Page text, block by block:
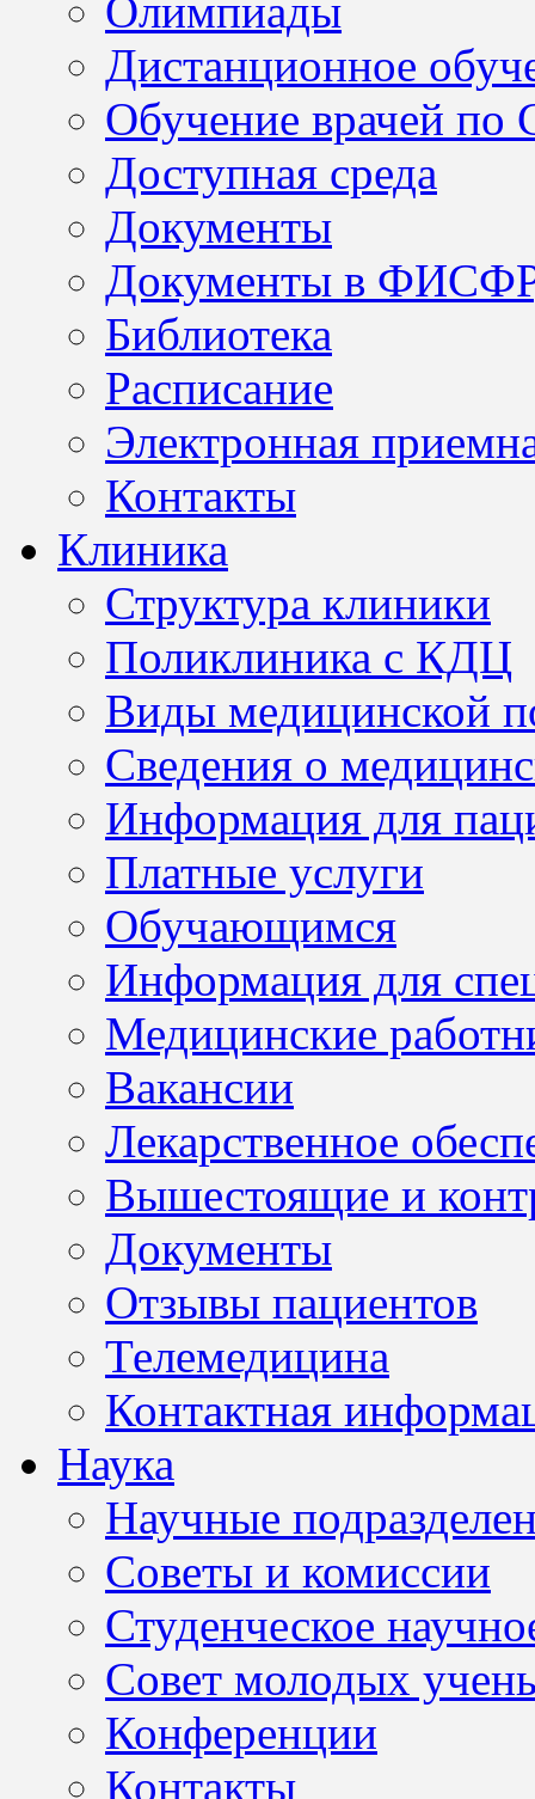
Олимпиады
Дистанционное
Обучение врачей по
Доступная среда
Документы
Документы в
Библиотека
Расписание
Электронная
Контакты
Клиника
Структура клиники
Поликлиника с КДЦ
Виды медицинской
Сведения о
Информация для
Платные услуги
Обучающимся
Информация для
Медицинские
Вакансии
Лекарственное
Вышестоящие и
Документы
Отзывы пациентов
Телемедицина
Контактная
Наука
Научные
Советы и комиссии
Студенческое
Совет молодых
Конференции
Контакты